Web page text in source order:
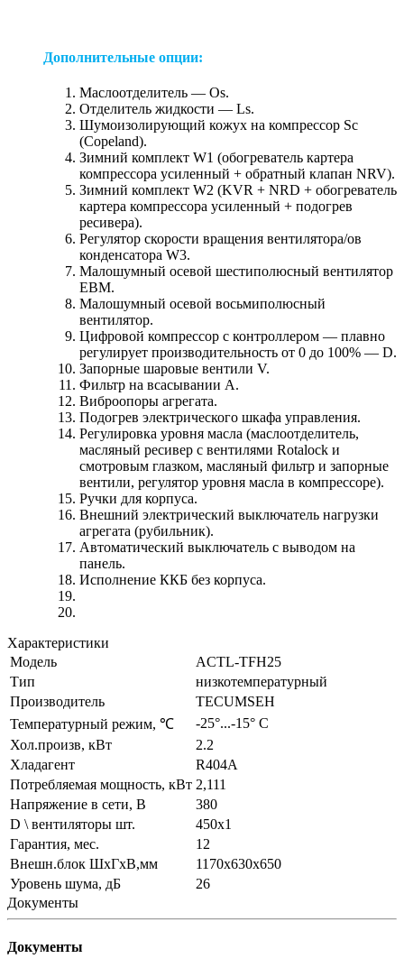
Дополнительные опции:
Маслоотделитель — Os.
Отделитель жидкости — Ls.
Шумоизолирующий кожух на компрессор Sc
(Copeland).
Зимний комплект W1 (обогреватель картера
компрессора усиленный + обратный клапан NRV).
Зимний комплект W2 (KVR + NRD + обогреватель
картера компрессора усиленный + подогрев
ресивера).
Регулятор скорости вращения вентилятора/ов
конденсатора W3.
Малошумный осевой шестиполюсный вентилятор
EBM.
Малошумный осевой восьмиполюсный
вентилятор.
Цифровой компрессор с контроллером — плавно
регулирует производительность от 0 до 100% — D.
Запорные шаровые вентили V.
Фильтр на всасывании А.
Виброопоры агрегата.
Подогрев электрического шкафа управления.
Регулировка уровня масла (маслоотделитель,
масляный ресивер с вентилями Rotalock и
смотровым глазком, масляный фильтр и запорные
вентили, регулятор уровня масла в компрессоре).
Ручки для корпуса.
Внешний электрический выключатель нагрузки
агрегата (рубильник).
Автоматический выключатель с выводом на
панель.
Исполнение ККБ без корпуса.
Характеристики
Модель
АCTL-TFH25
Тип
низкотемпературный
Производитель
TECUMSEH
Температурный режим, ℃
-25°...-15° C
Хол.произв, кВт
2.2
Хладагент
R404A
Потребляемая мощность, кВт 2,111
Напряжение в сети, В
380
D \ вентиляторы шт.
450х1
Гарантия, мес.
12
Внешн.блок ШхГхВ,мм
1170x630x650
Уровень шума, дБ
26
Документы
Документы